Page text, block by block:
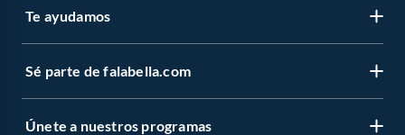
Te ayudamos
Atención por WhatsApp
Sé parte de falabella.com
Trabaja con nosotros
Únete a nuestros programas